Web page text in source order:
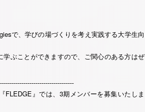
で、学びの場づくりを考え実践する大学生向
ぶことができますので、ご関心のある方はぜ
』では、3期メンバーを募集いたしま